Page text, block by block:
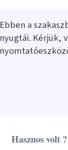
Ebben a
nyugtái. Kérjük,
Hasznos volt ?